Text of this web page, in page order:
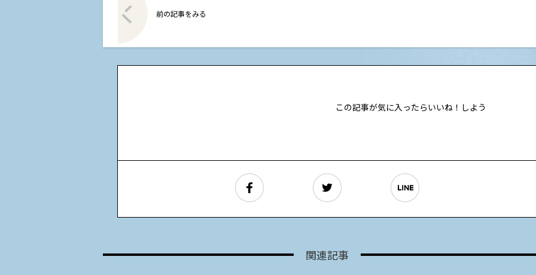
前の記事をみる
この記事が気に入ったらいいね！しよう
関連記事